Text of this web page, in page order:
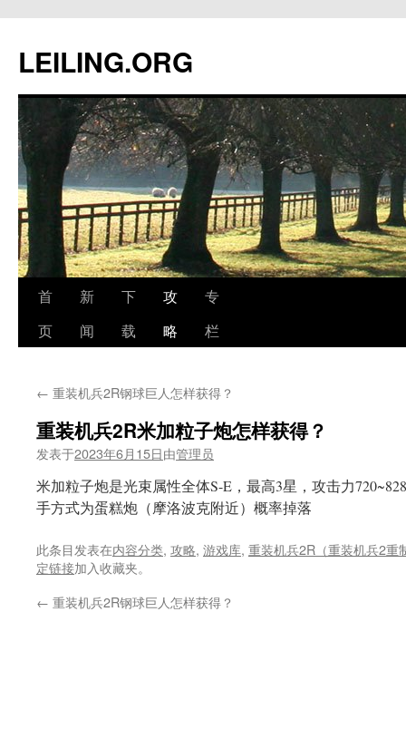
文
LEILING.ORG
首
页
新
闻
下
载
攻
略
专
栏
← 重装机兵2R钢球巨人怎样获得？
重装机兵2R米加粒子炮怎样获得？
发表于2023年6月15日由管理员
米加粒子炮是光束属性全体S-E，最高3星，攻击力
手方式为蛋糕炮（摩洛波克附近）概率掉落
此条目发表在内容分类, 攻略, 游戏库, 重装机兵2R（重装机兵2重
定链接加入收藏夹。
← 重装机兵2R钢球巨人怎样获得？